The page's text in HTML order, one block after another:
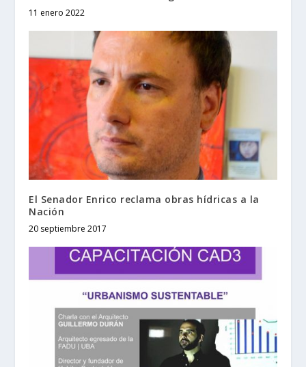
11 enero 2022
El Senador Enrico reclama obras hídricas a la
Nación
20 septiembre 2017